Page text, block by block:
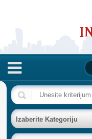
NASLOVNA
BAZA FIRMI
Izaberite Kategoriju